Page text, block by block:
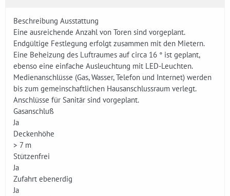
Beschreibung Ausstattung
Eine ausreichende Anzahl von Toren sind vorgeplant.
Endgültige Festlegung erfolgt zusammen mit den Mietern.
Eine Beheizung des Luftraumes auf circa 16 ° ist geplant,
ebenso eine einfache Ausleuchtung mit LED-Leuchten.
Medienanschlüsse (Gas, Wasser, Telefon und Internet) werden
bis zum gemeinschaftlichen Hausanschlussraum verlegt.
Anschlüsse für Sanitär sind vorgeplant.
Gasanschluß
Ja
Deckenhöhe
> 7 m
Stützenfrei
Ja
Zufahrt ebenerdig
Ja